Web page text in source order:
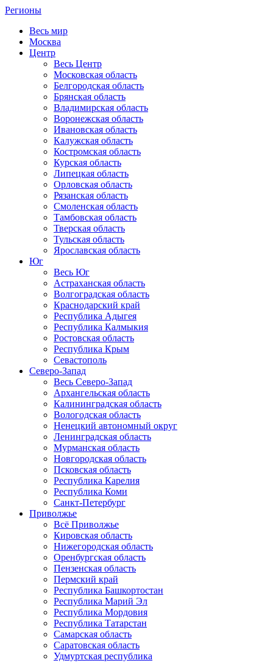
Регионы
Весь мир
Москва
Центр
Весь Центр
Московская область
Белгородская область
Брянская область
Владимирская область
Воронежская область
Ивановская область
Калужская область
Костромская область
Курская область
Липецкая область
Орловская область
Рязанская область
Смоленская область
Тамбовская область
Тверская область
Тульская область
Ярославская область
Юг
Весь Юг
Астраханская область
Волгоградская область
Краснодарский край
Республика Адыгея
Республика Калмыкия
Ростовская область
Республика Крым
Севастополь
Северо-Запад
Весь Северо-Запад
Архангельская область
Калининградская область
Вологодская область
Ненецкий автономный округ
Ленинградская область
Мурманская область
Новгородская область
Псковская область
Республика Карелия
Республика Коми
Санкт-Петербург
Приволжье
Всё Приволжье
Кировская область
Нижегородская область
Оренбургская область
Пензенская область
Пермский край
Республика Башкортостан
Республика Марий Эл
Республика Мордовия
Республика Татарстан
Самарская область
Саратовская область
Удмуртская республика